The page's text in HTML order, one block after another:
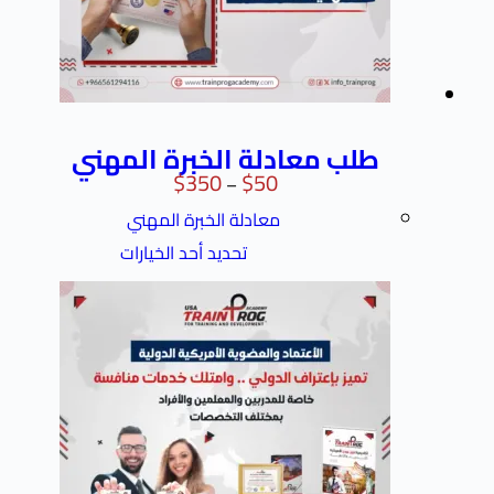
طلب معادلة الخبرة المهني
$50
–
$350
معادلة الخبرة المهني
تحديد أحد الخيارات